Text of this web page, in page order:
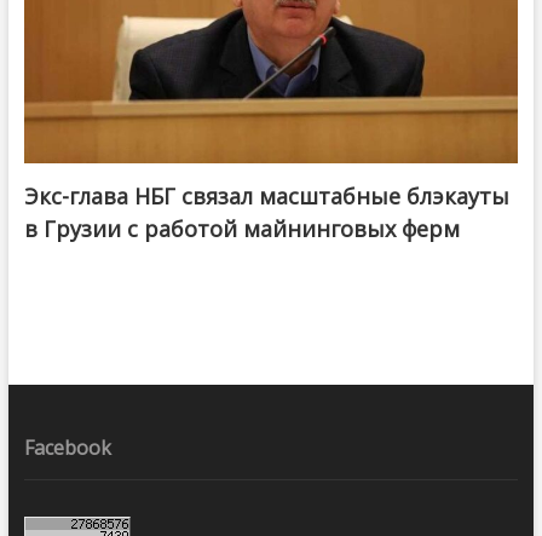
Экс-глава НБГ связал масштабные блэкауты
в Грузии с работой майнинговых ферм
Facebook